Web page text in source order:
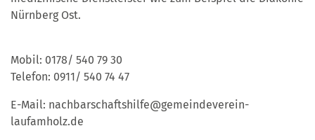
Nürnberg Ost.
Mobil: 0178/ 540 79 30
Telefon: 0911/ 540 74 47
E-Mail: nachbarschaftshilfe​@gemeindeverein-
laufamholz.de